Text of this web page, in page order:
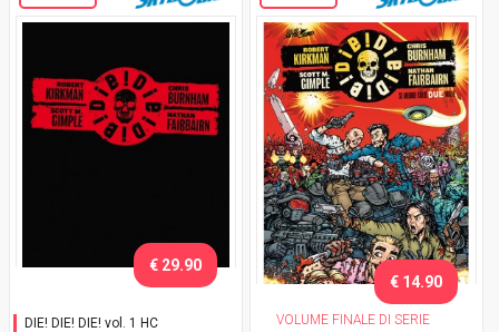
DIE! DIE! DIE! vol. 1 HC
€ 29.90
VOLUME FINALE DI SERIE
€ 14.90